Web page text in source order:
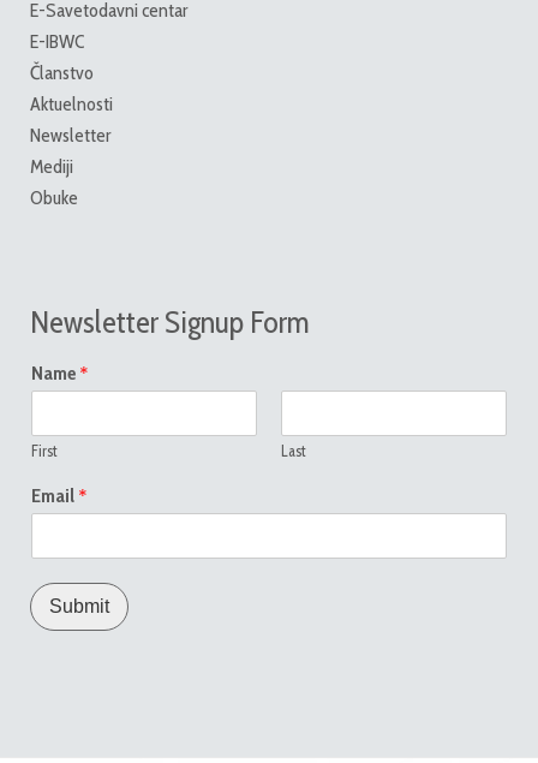
E-Savetodavni centar
E-IBWC
Članstvo
Aktuelnosti
Newsletter
Mediji
Obuke
Newsletter Signup Form
Name *
First Last
Email *
Submit